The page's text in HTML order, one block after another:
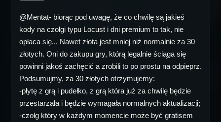
@Mentat- biorąc pod uwagę, że co chwilę są jakieś
kody na czołgi typu Locust i dni premium to tak, nie
opłaca się... Nawet złota jest mniej niż normalnie za 30
złotych. Oni do zakupu gry, którą legalnie ściąga się
powinni jakoś zachęcić a zrobili to po prostu na odpieprz.
Podsumujmy, za 30 złotych otrzymujemy:
-płytę z grą i pudełko, z grą która już za chwilę będzie
przestarzała i będzie wymagała normalnych aktualizacji;
-czołg który w każdym momencie może być gratisem